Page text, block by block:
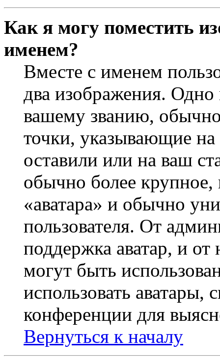
Как я могу поместить
именем?
Вместе с именем
два изображения.
вашему званию, обычно
точки, указывающие
оставили или на ваш
обычно более крупное,
«аватара» и обычно
пользователя. От
поддержка аватар, и от
могут быть
использовать аватары,
конференции для
Вернуться к началу